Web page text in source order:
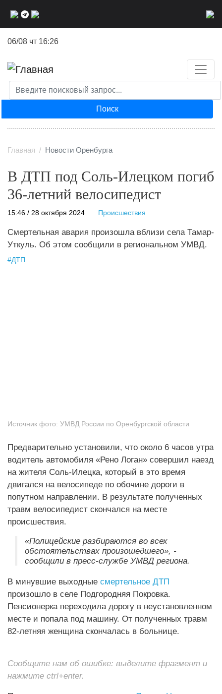
06/08 чт 16:26
Поиск
Главная Новости Оренбурга
В ДТП под Соль-Илецком погиб
36-летний велосипедист
15:46 / 28 октября 2024 Происшествия
Смертельная авария произошла вблизи села Тамар-
Уткуль. Об этом сообщили в региональном УМВД.
#ДТП
Источник фото: УМВД России по Оренбургской области
Предварительно установили, что около 6 часов утра
водитель автомобиля «Рено Логан» совершил наезд
на жителя Соль-Илецка, который в это время
двигался на велосипеде по обочине дороги в
попутном направлении. В результате полученных
травм велосипедист скончался на месте
происшествия.
«Полицейские разбираются во всех
обстоятельствах произошедшего», -
сообщили в пресс-службе УМВД региона.
В минувшие выходные смертельное ДТП
произошло в селе Подгородняя Покровка.
Пенсионерка переходила дорогу в неустановленном
месте и попала под машину. От полученных травм
82-летняя женщина скончалась в больнице.
Сообщите нам об ошибке: выделите фрагмент и
нажмите ctrl+enter.